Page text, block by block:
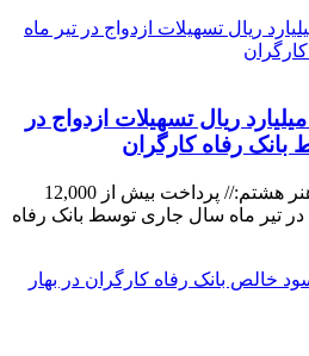
پرداخت بیش از ۱۲,۰۰۰ میلیارد ریال تسهیلات ازدواج در
رفاه کارگران
پایگاه خبری روابط عمومی هنر هشتم:// پرداخت بیش از 12,000
در تیر ماه سال جاری توسط بانک رفاه